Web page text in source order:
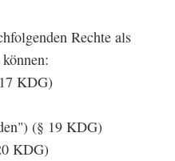
Rechte als
KDG)
(§ 19 KDG)
KDG)